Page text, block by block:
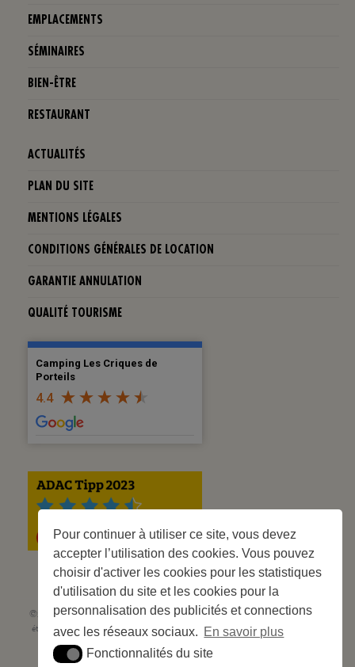
Pour continuer à utiliser ce site, vous devez
accepter l’utilisation des cookies. Vous pouvez
choisir d'activer les cookies pour les statistiques
d'utilisation du site et les cookies pour la
personnalisation des publicités et connections
avec les réseaux sociaux. En savoir plus
Fonctionnalités du site
Fonctionnalités du site
EMPLACEMENTS
SÉMINAIRES
BIEN-ÊTRE
RESTAURANT
ACTUALITÉS
PLAN DU SITE
MENTIONS LÉGALES
CONDITIONS GÉNÉRALES DE LOCATION
GARANTIE ANNULATION
QUALITÉ TOURISME
Camping Les Criques de
Porteils
4.4
©2023 Les Criques de Porteils | SIRET: 539 925 636 00026 - Classement 5
étoiles Tourisme N° C66-001852-002 du 5 août 2021 - 247 Emplacements